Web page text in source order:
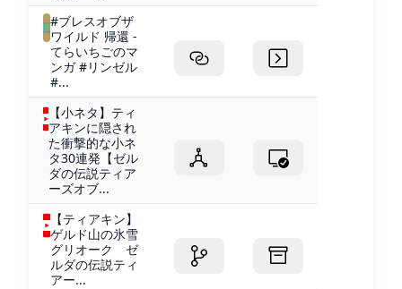
#ブレスオブザ
ワイルド 帰還 -
てらいちごのマ
ンガ #リンゼル
#...
【小ネタ】ティ
アキンに隠され
た衝撃的な小ネ
タ30連発【ゼル
ダの伝説ティア
ーズオブ...
【ティアキン】
ゲルド山の氷雪
グリオーク ゼ
ルダの伝説ティ
アー...